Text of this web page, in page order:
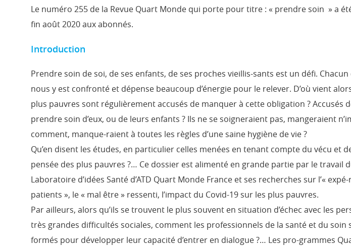
Le numéro 255 de la Revue Quart Monde qui porte pour titre : « prendre soin » a
fin août 2020 aux abonnés.
Introduction
Prendre soin de soi, de ses enfants, de ses proches vieillis-sants est un défi. Chacun
nous y est confronté et dépense beaucoup d’énergie pour le relever. D’où vient
plus pauvres sont régulièrement accusés de manquer à cette obligation ? Accusés
prendre soin d’eux, ou de leurs enfants ? Ils ne se soigneraient pas, mangeraient
comment, manque-raient à toutes les règles d’une saine hygiène de vie ?
Qu’en disent les études, en particulier celles menées en tenant compte du vécu et
pensée des plus pauvres ?… Ce dossier est alimenté en grande partie par le travail
Laboratoire d’idées Santé d’ATD Quart Monde France et ses recherches sur l’«
patients », le « mal être » ressenti, l’impact du Covid-19 sur les plus pauvres.
Par ailleurs, alors qu’ils se trouvent le plus souvent en situation d’échec avec les
très grandes difficultés sociales, comment les professionnels de la santé et du soin
formés pour développer leur capacité d’entrer en dialogue ?… Les pro-grammes